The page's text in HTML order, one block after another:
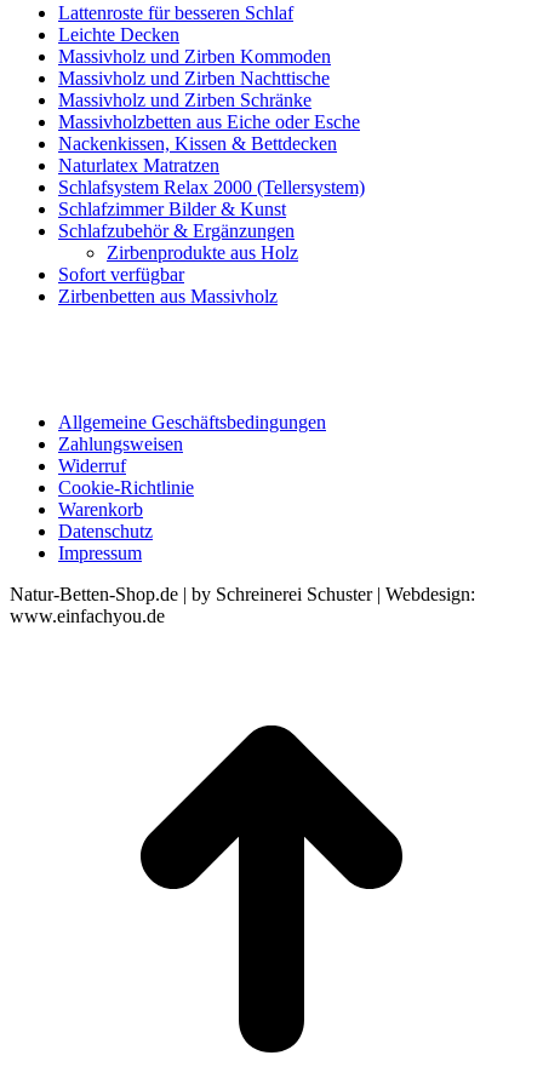
Lattenroste für besseren Schlaf
Leichte Decken
Massivholz und Zirben Kommoden
Massivholz und Zirben Nachttische
Massivholz und Zirben Schränke
Massivholzbetten aus Eiche oder Esche
Nackenkissen, Kissen & Bettdecken
Naturlatex Matratzen
Schlafsystem Relax 2000 (Tellersystem)
Schlafzimmer Bilder & Kunst
Schlafzubehör & Ergänzungen
Zirbenprodukte aus Holz
Sofort verfügbar
Zirbenbetten aus Massivholz
Allgemeine Geschäftsbedingungen
Zahlungsweisen
Widerruf
Cookie-Richtlinie
Warenkorb
Datenschutz
Impressum
Natur-Betten-Shop.de | by Schreinerei Schuster | Webdesign:
www.einfachyou.de